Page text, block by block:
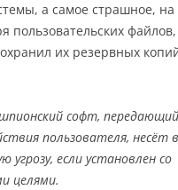
а самое страшное,
пользовательских файлов,
их резервных
софт, передающий
пользователя, несёт
угрозу, если установлен со
целями.